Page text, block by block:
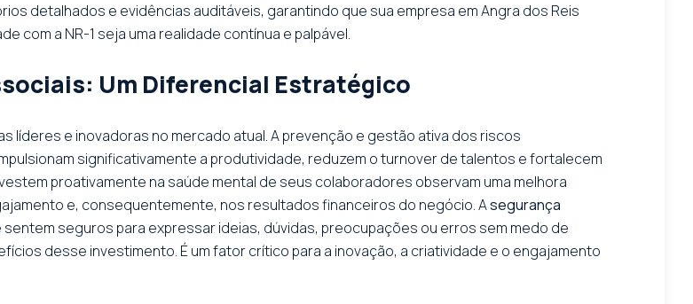
detalhados e evidências auditáveis, garantindo que sua empresa em Angra dos Reis
com a NR-1 seja uma realidade contínua e palpável.
Um Diferencial Estratégico
líderes e inovadoras no mercado atual. A prevenção e gestão ativa dos riscos
significativamente a produtividade, reduzem o turnover de talentos e fortalecem
proativamente na saúde mental de seus colaboradores observam uma melhora
e, consequentemente, nos resultados financeiros do negócio. Asegurança
seguros para expressar ideias, dúvidas, preocupações ou erros sem medo de
desse investimento. É um fator crítico para a inovação, a criatividade e o engajamento